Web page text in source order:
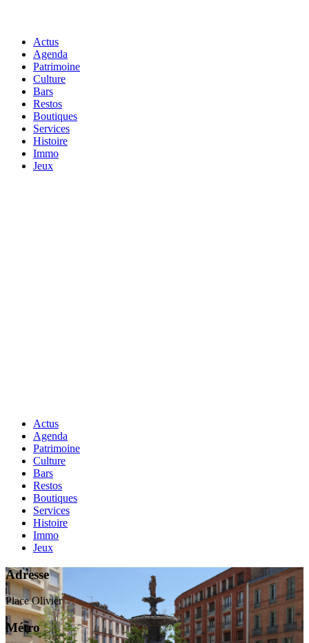
Actus
Agenda
Patrimoine
Culture
Bars
Restos
Boutiques
Services
Histoire
Immo
Jeux
Actus
Agenda
Patrimoine
Culture
Bars
Restos
Boutiques
Services
Histoire
Immo
Jeux
Adresse
Place Olivier
Métro